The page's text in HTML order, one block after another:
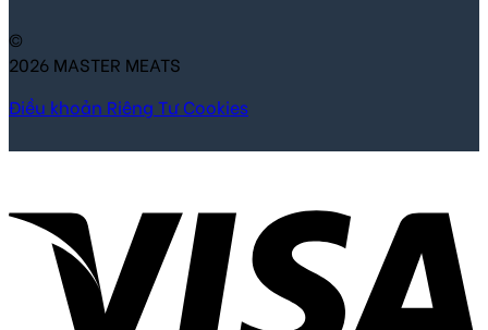
©
2026 MASTER MEATS
Điều khoản Riêng Tư Cookies